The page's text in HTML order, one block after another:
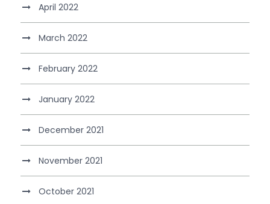
April 2022
March 2022
February 2022
January 2022
December 2021
November 2021
October 2021